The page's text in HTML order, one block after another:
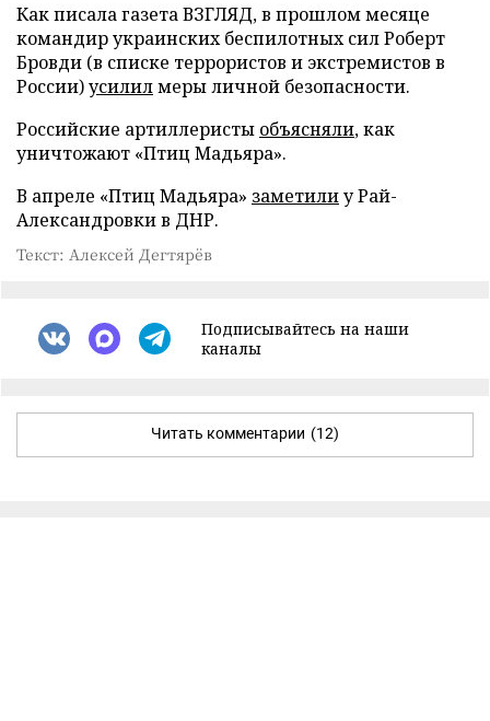
Как писала газета ВЗГЛЯД, в прошлом месяце
командир украинских беспилотных сил Роберт
Бровди (в списке террористов и экстремистов в
России)усилилмеры личной безопасности.
Российские артиллеристы объясняли, как
уничтожают «Птиц Мадьяра».
В апреле «Птиц Мадьяра» заметилиу Рай-
Александровки в ДНР.
Текст: Алексей Дегтярёв
Подписывайтесь на наши
каналы
Читать комментарии (12)